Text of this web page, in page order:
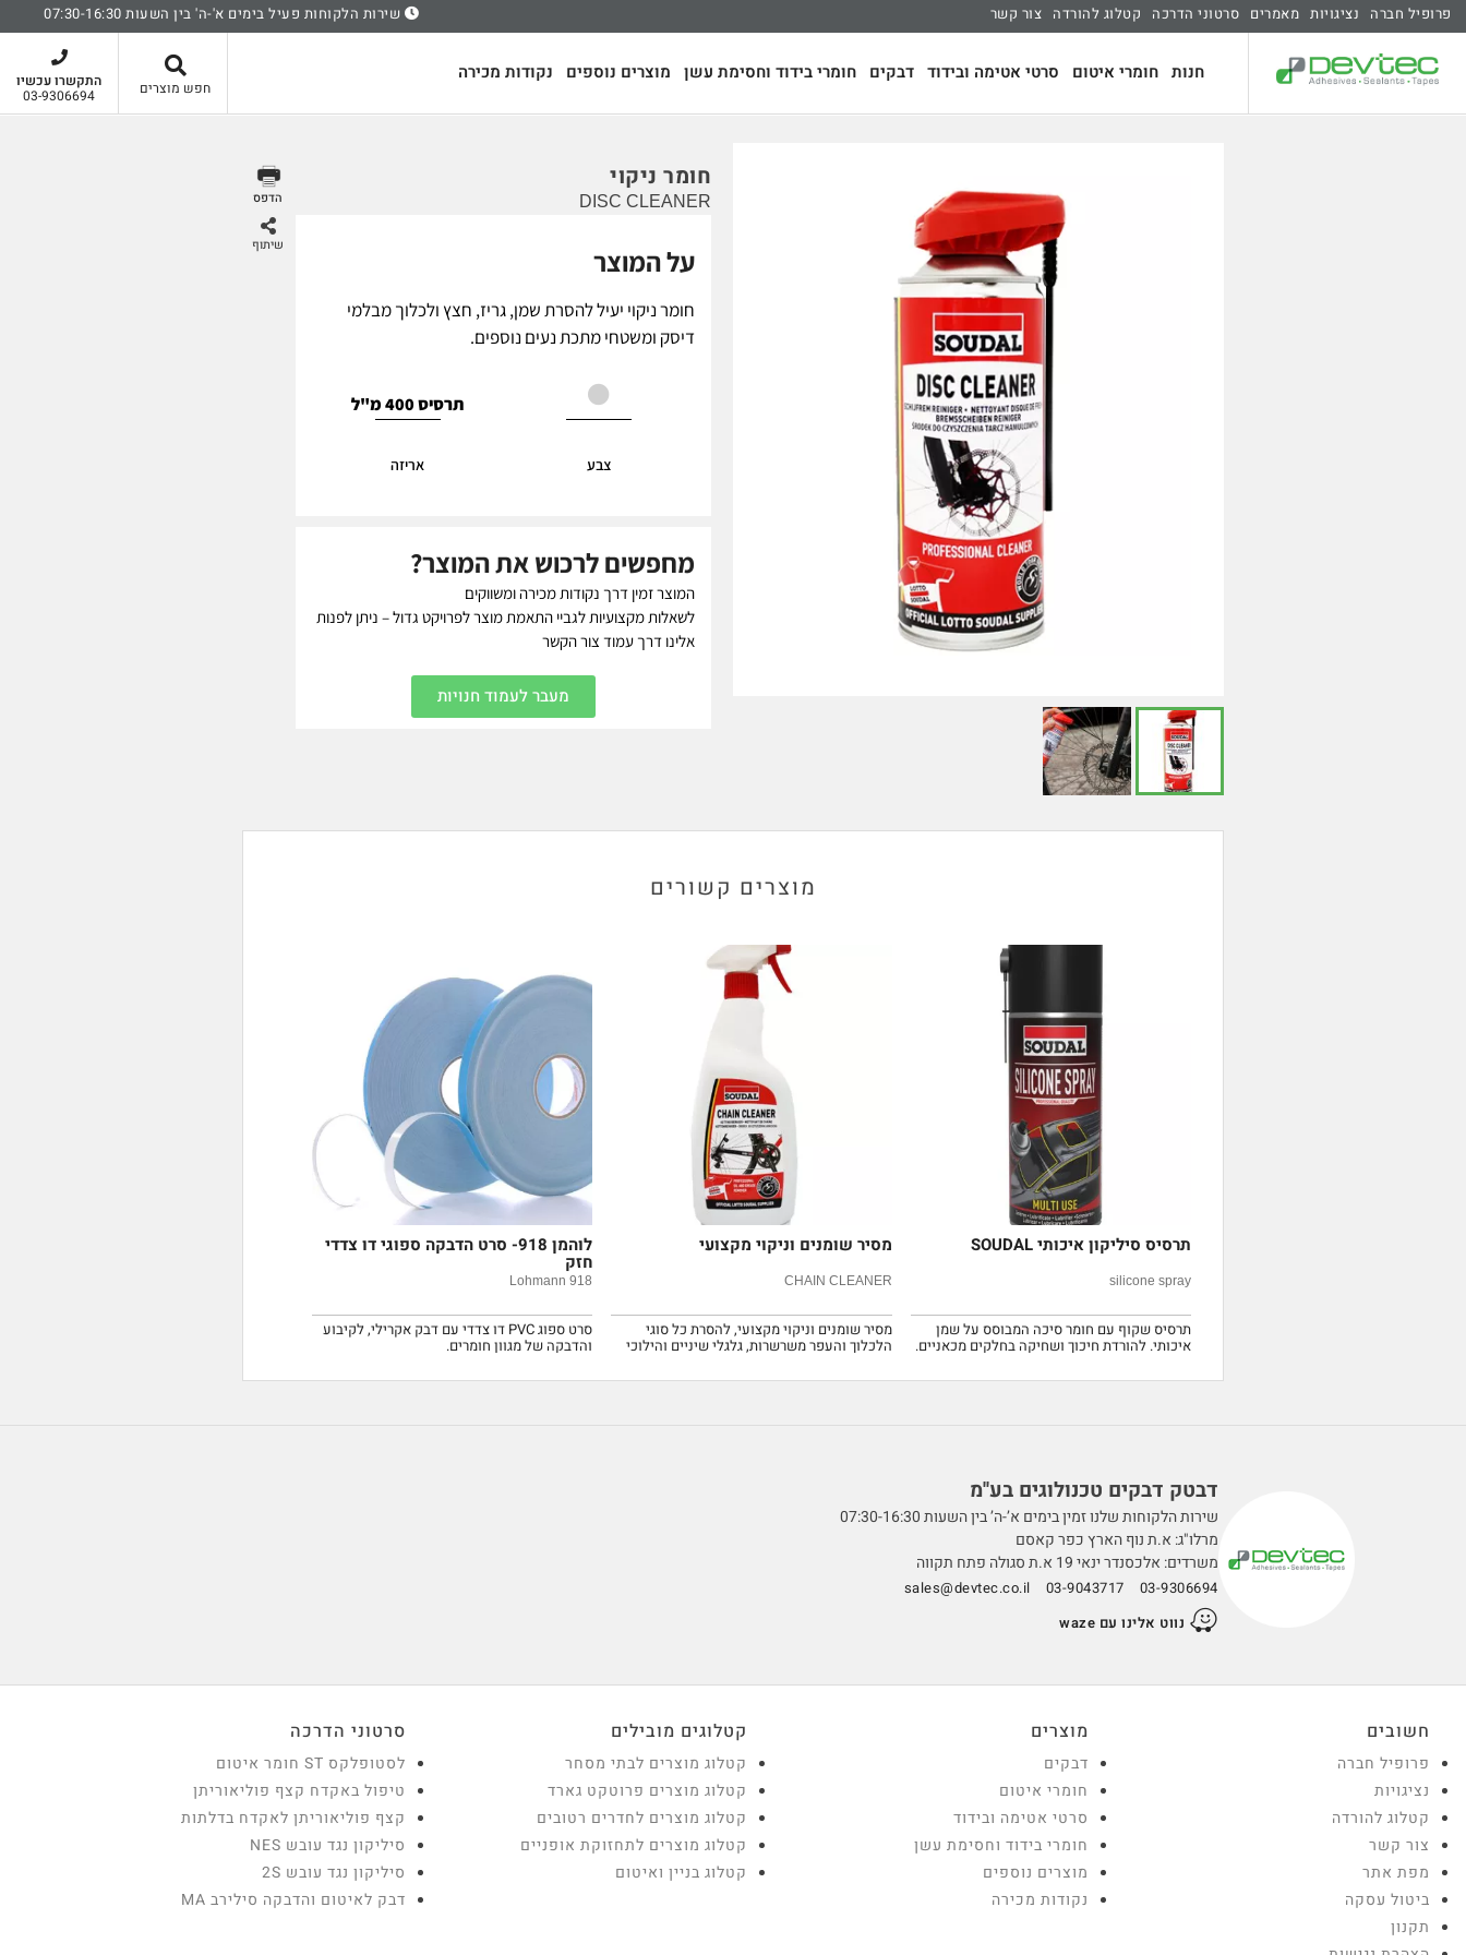
פרופיל חברה נציגויות מאמרים סרטוני הדרכה קטלוג להורדה צור קשר שירות הלקוחות פעיל בימים א'-ה' בין השעות 07:30-16:30
חנות חומרי איטום סרטי אטימה ובידוד דבקים חומרי בידוד וחסימת עשן מוצרים נוספים נקודות מכירה
חפש מוצרים התקשרו עכשיו
03-9306694
שיתוף
חומר ניקוי
הדפס DISC CLEANER
על המוצר
חומר ניקוי יעיל להסרת שמן, גריז, חצץ ולכלוך מבלמי
דיסק ומשטחי מתכת נעים נוספים.
צבע
תרסיס 400 מ"ל
אריזה
מחפשים לרכוש את המוצר?
המוצר זמין דרך נקודות מכירה ומשווקים
לשאלות מקצועיות לגביי התאמת מוצר לפרויקט גדול – ניתן לפנות
אלינו דרך עמוד צור הקשר
מעבר לעמוד חנויות
מוצרים קשורים
תרסיס סיליקון איכותי SOUDAL
silicone spray
תרסיס שקוף עם חומר סיכה המבוסס על שמן
איכותי. להורדת חיכוך ושחיקה בחלקים מכאניים.
מסיר שומנים וניקוי מקצועי
CHAIN CLEANER
מסיר שומנים וניקוי מקצועי, להסרת כל סוגי
הלכלוך והעפר משרשרות, גלגלי שיניים והילוכי
לוהמן 918- סרט הדבקה ספוגי דו צדדי
חזק
Lohmann 918
סרט ספוג PVC דו צדדי עם דבק אקרילי, לקיבוע
והדבקה של מגוון חומרים.
דבטק דבקים טכנולוגים בע''מ
שירות הלקוחות שלנו זמין בימים א’-ה’ בין השעות 07:30-16:30
מרלו"ג: א.ת נוף הארץ כפר קאסם
משרדים: אלכסנדר ינאי 19 א.ת סגולה פתח תקווה
03-9306694
03-9043717
sales@devtec.co.il
נווט אלינו עם waze
חשובים
פרופיל חברה
נציגויות
קטלוג להורדה
צור קשר
מפת אתר
ביטול עסקה
תקנון
מוצרים
דבקים
חומרי איטום
סרטי אטימה ובידוד
חומרי בידוד וחסימת עשן
מוצרים נוספים
נקודות מכירה
קטלוגים מובילים
קטלוג מוצרים לבתי מסחר
קטלוג מוצרים פרוטקט גארד
קטלוג מוצרים לחדרים רטובים
קטלוג מוצרים לתחזוקת אופניים
קטלוג בניין ואיטום
סרטוני הדרכה
לסטופלקס ST חומר איטום
טיפול באקדח קצף פוליאוריתן
קצף פוליאוריתן לאקדח בדלתות
סיליקון נגד עובש NES
סיליקון נגד עובש 2S
דבק לאיטום והדבקה סילירב MA
סל קניות